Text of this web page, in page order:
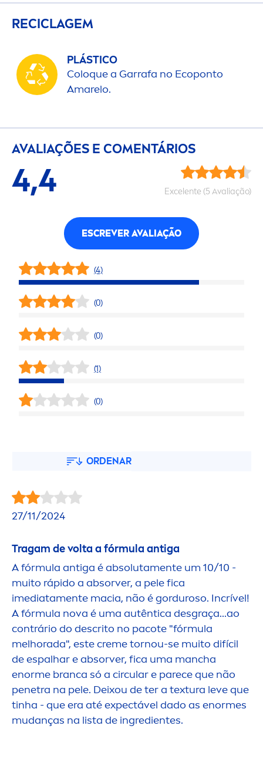
RECICLAGEM
PLÁSTICO
Coloque a Garrafa no Ecoponto
Amarelo.
AVALIAÇÕES E COMENTÁRIOS
4,4 Excelente (5 Avaliação)
ESCREVER AVALIAÇÃO
(4)
(0)
(0)
(1)
(0)
ORDENAR
27/11/2024
Tragam de volta a fórmula antiga
A fórmula antiga é absolutamente um 10/10 -
muito rápido a absorver, a pele fica
imediatamente macia, não é gorduroso. Incrível!
A fórmula nova é uma autêntica desgraça...ao
contrário do descrito no pacote "fórmula
melhorada", estecremetornou-se muito difícil
de espalhar e absorver, fica uma mancha
enorme branca só a circular e parece que não
penetra na pele. Deixou de ter a textura leve que
tinha - que era até expectável dado as enormes
mudanças na lista de ingredientes.